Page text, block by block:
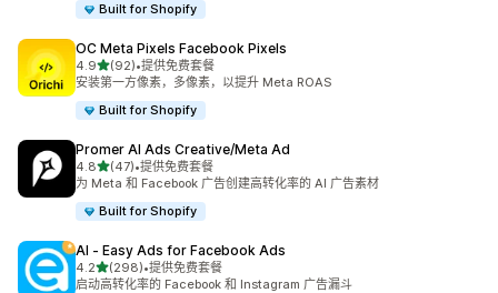
Built for Shopify
OC Meta Pixels Facebook Pixels
4.9星（满分 5 星）
(92)
总共 92 条评论
•提供免费套餐
安装第一方像素，多像素，以提升 Meta ROAS
Built for Shopify
Promer AI Ads Creative/Meta Ad
4.8星（满分 5 星）
(47)
总共 47 条评论
•提供免费套餐
为 Meta 和 Facebook 广告创建高转化率的 AI 广告素材
Built for Shopify
AI ‑ Easy Ads for Facebook Ads
4.2星（满分 5 星）
(298)
总共 298 条评论
•提供免费套餐
启动高转化率的 Facebook 和 Instagram 广告漏斗